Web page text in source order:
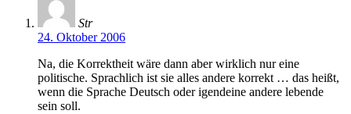
Str
24. Oktober 2006
Na, die Korrektheit wäre dann aber wirklich nur eine
politische. Sprachlich ist sie alles andere korrekt … das heißt,
wenn die Sprache Deutsch oder igendeine andere lebende
sein soll.